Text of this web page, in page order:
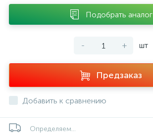
Подобрать аналог
- + шт
Предзаказ
Добавить к сравнению
Определяем...